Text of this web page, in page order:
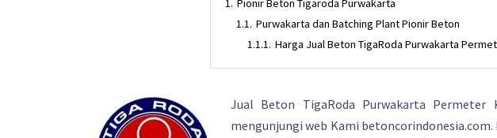
1. Pionir Beton Tigaroda Purwakarta
1.1. Purwakarta dan Batching Plant Pionir Beton
1.1.1. Harga Jual Beton TigaRoda Purwakarta
Jual Beton TigaRoda Purwakarta
mengunjungi web Kami